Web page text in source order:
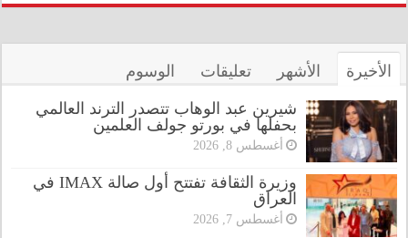
الأخيرة الأشهر تعليقات الوسوم
شيرين عبد الوهاب تتصدر الترند العالمي
بحفلها في بورتو جولف العلمين
أغسطس 8, 2026
وزيرة الثقافة تفتتح أول صالة IMAX في
العراق
أغسطس 7, 2026